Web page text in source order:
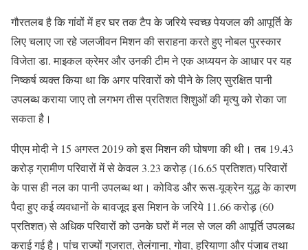
गौरतलब है कि गांवों में हर घर तक टैप के जरिये स्वच्छ पेयजल की आपूर्ति के
लिए चलाए जा रहे जलजीवन मिशन की सराहना करते हुए नोबल पुरस्कार
विजेता डा. माइकल क्रेमर और उनकी टीम ने एक अध्ययन के आधार पर यह
निष्कर्ष व्यक्त किया था कि अगर परिवारों को पीने के लिए सुरक्षित पानी
उपलब्ध कराया जाए तो लगभग तीस प्रतिशत शिशुओं की मृत्यु को रोका जा
सकता है।
पीएम मोदी ने 15 अगस्त 2019 को इस मिशन की घोषणा की थी। तब 19.43
करोड़ ग्रामीण परिवारों में से केवल 3.23 करोड़ (16.65 प्रतिशत) परिवारों
के पास ही नल का पानी उपलब्ध था। कोविड और रूस-यूक्रेन युद्ध के कारण
पैदा हुए कई व्यवधानों के बावजूद इस मिशन के जरिये 11.66 करोड़ (60
प्रतिशत) से अधिक परिवारों को उनके घरों में नल से जल की आपूर्ति उपलब्ध
कराई गई है। पांच राज्यों गुजरात, तेलंगाना, गोवा, हरियाणा और पंजाब तथा